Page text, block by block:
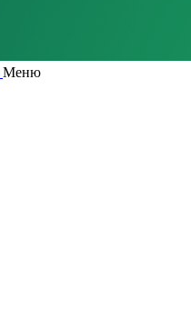
Меню